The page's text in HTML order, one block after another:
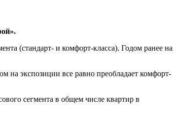
(стандарт- и комфорт-класса). Годом ранее на
на экспозиции все равно преобладает комфорт-
сегмента в общем числе квартир в